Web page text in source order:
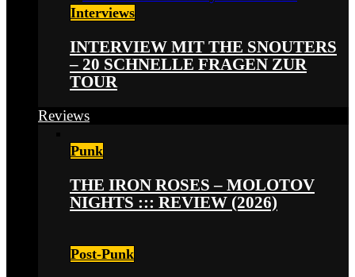
Interviews
INTERVIEW MIT THE SNOUTERS
– 20 SCHNELLE FRAGEN ZUR
TOUR
Reviews
Punk
THE IRON ROSES – MOLOTOV
NIGHTS ::: REVIEW (2026)
Post-Punk